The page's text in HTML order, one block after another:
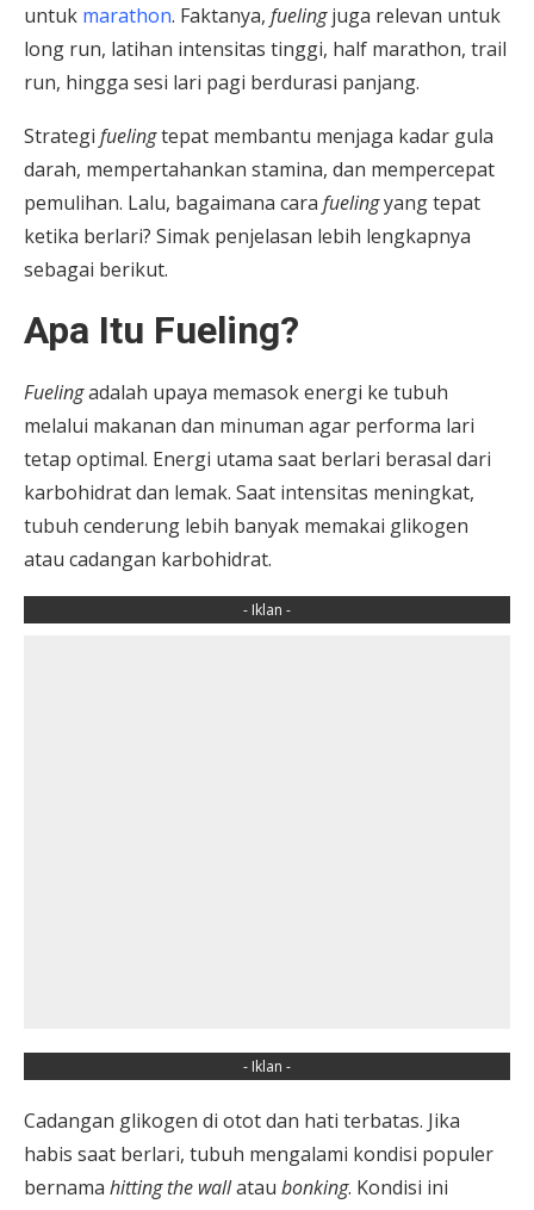
untuk marathon. Faktanya, fuelingjuga relevan untuk
long run, latihan intensitas tinggi, half marathon, trail
run, hingga sesi lari pagi berdurasi panjang.
Strategi fuelingtepat membantu menjaga kadar gula
darah, mempertahankan stamina, dan mempercepat
pemulihan. Lalu, bagaimana cara fuelingyang tepat
ketika berlari? Simak penjelasan lebih lengkapnya
sebagai berikut.
Apa Itu Fueling?
Fuelingadalah upaya memasok energi ke tubuh
melalui makanan dan minuman agar performa lari
tetap optimal. Energi utama saat berlari berasal dari
karbohidrat dan lemak. Saat intensitas meningkat,
tubuh cenderung lebih banyak memakai glikogen
atau cadangan karbohidrat.
- Iklan -
- Iklan -
Cadangan glikogen di otot dan hati terbatas. Jika
habis saat berlari, tubuh mengalami kondisi populer
bernama hitting the wallatau bonking. Kondisi ini